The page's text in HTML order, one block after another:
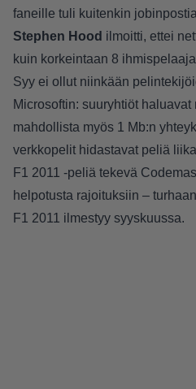
faneille tuli kuitenkin
Stephen Hood ilmoitti, ettei
kuin korkeintaan 8
Syy ei ollut niinkään
Microsoftin: suuryhtiöt
mahdollista myös 1 Mb:n
verkkopelit hidastavat peliä
F1 2011 -peliä tekevä
helpotusta rajoituksiin –
F1 2011 ilmestyy syyskuussa.